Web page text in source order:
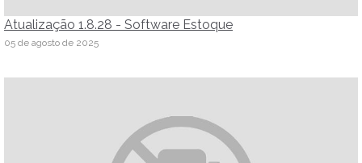
Atualização 1.8.28 - Software Estoque
05 de agosto de 2025